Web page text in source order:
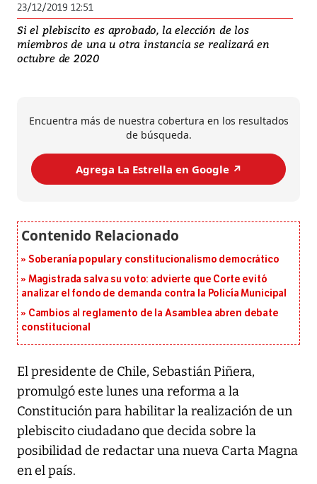
23/12/2019 12:51
Si el plebiscito es aprobado, la elección de los
miembros de una u otra instancia se realizará en
octubre de 2020
Encuentra más de nuestra cobertura en los resultados
de búsqueda.
Agrega La Estrella en Google ↗️
Soberanía popular y constitucionalismo democrático
Magistrada salva su voto: advierte que Corte evitó
analizar el fondo de demanda contra la Policía Municipal
Cambios al reglamento de la Asamblea abren debate
constitucional
El presidente de Chile, Sebastián Piñera,
promulgó este lunes una reforma a la
Constitución para habilitar la realización de un
plebiscito ciudadano que decida sobre la
posibilidad de redactar una nueva Carta Magna
en el país.